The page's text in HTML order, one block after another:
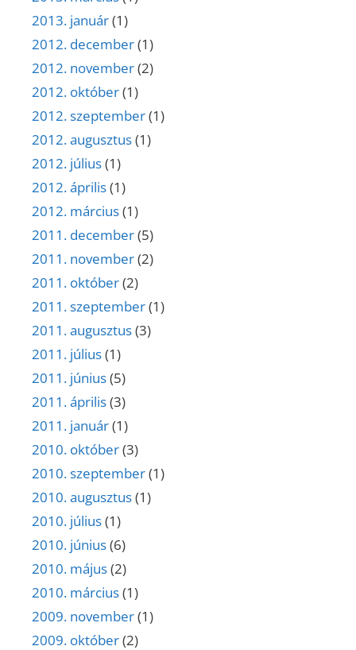
2013. január(1)
2012. december(1)
2012. november(2)
2012. október(1)
2012. szeptember(1)
2012. augusztus(1)
2012. július(1)
2012. április(1)
2012. március(1)
2011. december(5)
2011. november(2)
2011. október(2)
2011. szeptember(1)
2011. augusztus(3)
2011. július(1)
2011. június(5)
2011. április(3)
2011. január(1)
2010. október(3)
2010. szeptember(1)
2010. augusztus(1)
2010. július(1)
2010. június(6)
2010. május(2)
2010. március(1)
2009. november(1)
2009. október(2)